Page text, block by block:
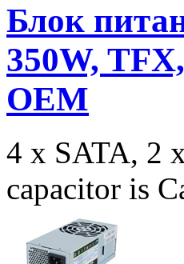
Блок
350W,
OEM
4 x SATA, 2
capacitor is